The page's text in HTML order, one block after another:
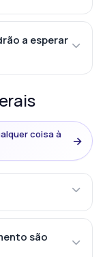
a esperar
coisa à
→
são